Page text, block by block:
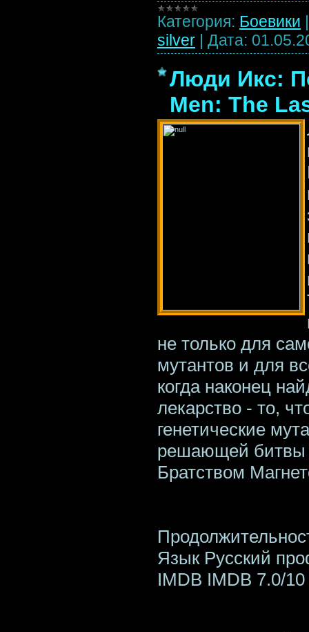
Категория: Боевики
silver | Дата:
Люди Икс:
Men: The
не только для
мутантов и для
когда наконец
лекарство - то,
генетические
решающей
Братством
Язык Русский
IMDB IMDB 7.0/